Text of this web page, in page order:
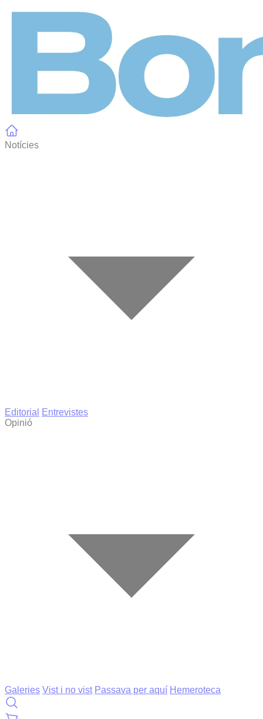
Notícies
Editorial
Entrevistes
Opinió
Galeries Vist i no vist Passava per aquí Hemeroteca